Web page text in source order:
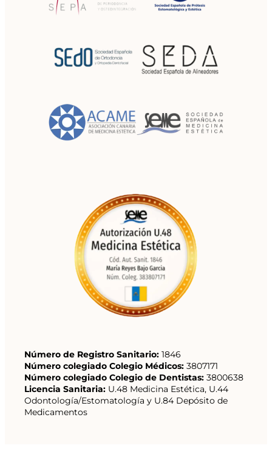
Número de Registro Sanitario: 1846
Número colegiado Colegio Médicos: 3807171
Número colegiado Colegio de Dentistas: 3800638
Licencia Sanitaria: U.48 Medicina Estética, U.44
Odontología/Estomatología y U.84 Depósito de
Medicamentos